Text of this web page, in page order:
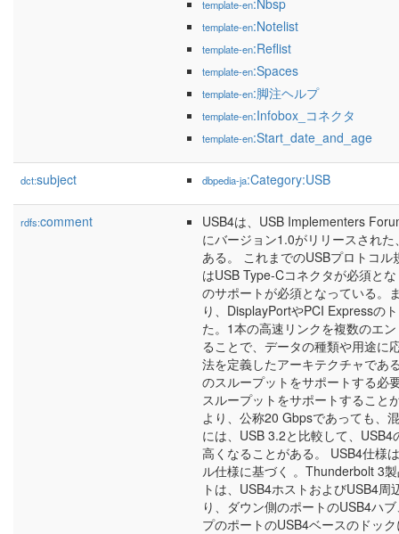
template-en:Nbsp
template-en:Notelist
template-en:Reflist
template-en:Spaces
template-en:脚注ヘルプ
template-en:Infobox_コネクタ
template-en:Start_date_and_age
dct:subject dbpedia-ja:Category:USB
rdfs:comment
USB4は、USB Implementers
にバージョン1.0がリリースされ
ある。 これまでのUSBプロトコ
はUSB Type-Cコネクタが必須と
のサポートが必須となっている。
り、DisplayPortやPCI Expressの
た。1本の高速リンクを複数のエ
ることで、データの種類や用途に
法を定義したアーキテクチャであ
のスループットをサポートする必
スループットをサポートすること
より、公称20 Gbpsであっても、
には、USB 3.2と比較して、
高くなることがある。 USB4仕様
ル仕様に基づく 。Thunderbolt 3
トは、USB4ホストおよびUSB4
り、ダウン側のポートのUSB4ハ
プのポートのUSB4ベースのドッ